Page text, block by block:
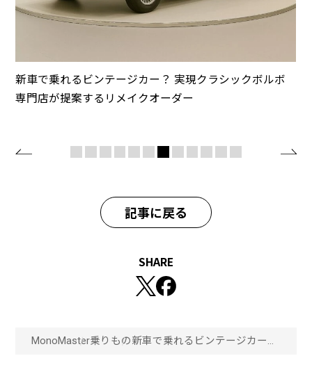
新車で乗れるビンテージカー？ 実現クラシックボルボ
専門店が提案するリメイクオーダー
記事に戻る
SHARE
MonoMaster乗りもの新車で乗れるビンテージカー？